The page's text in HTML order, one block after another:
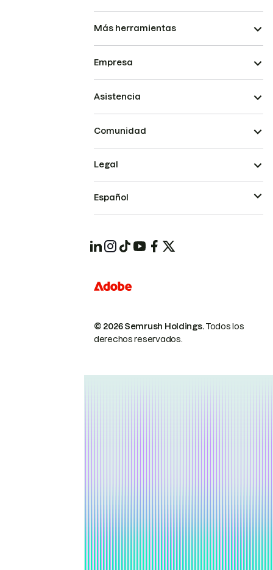
Más herramientas
Empresa
Asistencia
Comunidad
© 2026 Semrush Holdings.Todos los
derechos reservados.
Legal
Español